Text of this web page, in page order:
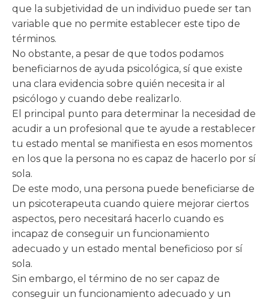
que la subjetividad de un individuo puede ser tan
variable que no permite establecer este tipo de
términos.
No obstante, a pesar de que todos podamos
beneficiarnos de ayuda psicológica, sí que existe
una clara evidencia sobre quién necesita ir al
psicólogo y cuando debe realizarlo.
El principal punto para determinar la necesidad de
acudir a un profesional que te ayude a restablecer
tu estado mental se manifiesta en esos momentos
en los que la persona no es capaz de hacerlo por sí
sola.
De este modo, una persona puede beneficiarse de
un psicoterapeuta cuando quiere mejorar ciertos
aspectos, pero necesitará hacerlo cuando es
incapaz de conseguir un funcionamiento
adecuado y un estado mental beneficioso por sí
sola.
Sin embargo, el término de no ser capaz de
conseguir un funcionamiento adecuado y un